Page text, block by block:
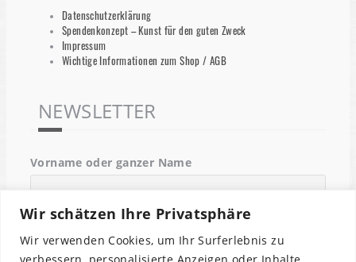
Wir schätzen Ihre Privatsphäre
Wir verwenden Cookies, um Ihr Surferlebnis zu
verbessern, personalisierte Anzeigen oder Inhalte
Datenschutzerklärung
Spendenkonzept – Kunst für den guten Zweck
Impressum
Wichtige Informationen zum Shop / AGB
NEWSLETTER
Vorname oder ganzer Name
Email